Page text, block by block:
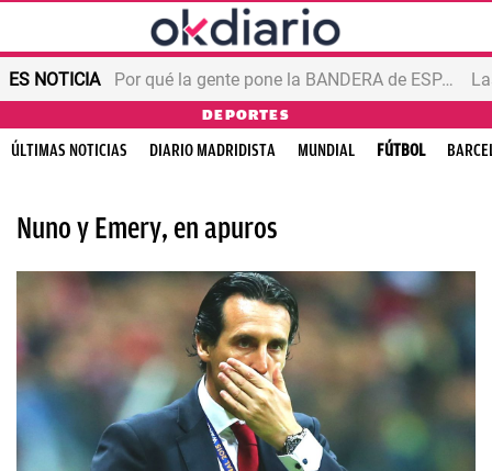
ES NOTICIA Por qué la gente pone la BANDERA de ESPAÑA en el balcón
DEPORTES
ÚLTIMAS NOTICIAS DIARIO MADRIDISTA MUNDIAL FÚTBOL
Nuno y Emery, en apuros